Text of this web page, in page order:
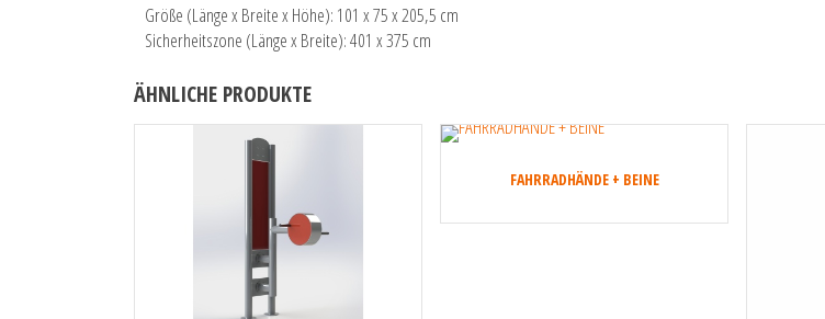
Größe (Länge x Breite x Höhe): 101 x 75 x 205,5 cm
Sicherheitszone (Länge x Breite): 401 x 375 cm
ÄHNLICHE PRODUKTE
FAHRRADHÄNDE + BEINE